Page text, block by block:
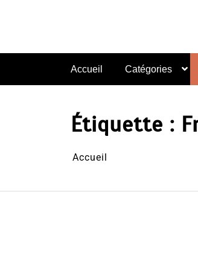
Accueil Catégories
Étiquette :
Accueil